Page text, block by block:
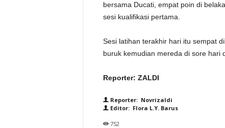
bersama Ducati, empat poin di
sesi kualifikasi pertama.
Sesi latihan terakhir hari itu sempat
buruk kemudian mereda di sore hari
Reporter: ZALDI
Reporter: Novrizaldi
Editor: Flora L.Y. Barus
752